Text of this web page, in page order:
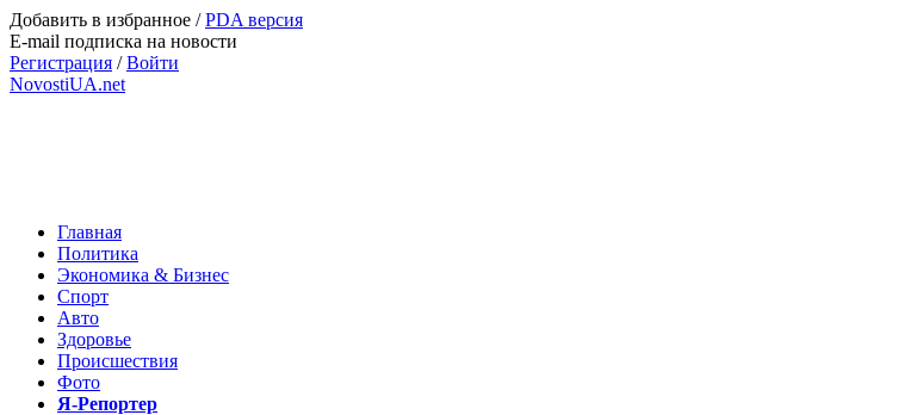
Добавить в избранное /PDA версия
E-mail подписка на новости
Регистрация /Войти
NovostiUA.net
Главная
Политика
Экономика & Бизнес
Спорт
Авто
Здоровье
Происшествия
Фото
Я-Репортер